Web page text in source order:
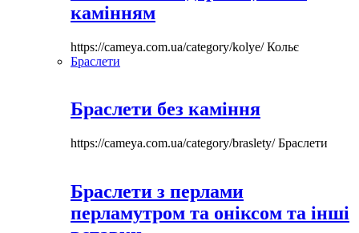
камінням
https://cameya.com.ua/category/kolye/Кольє
Браслети
Браслети без каміння
https://cameya.com.ua/category/braslety/Браслети
Браслети з перлами
перламутром та оніксом та інші